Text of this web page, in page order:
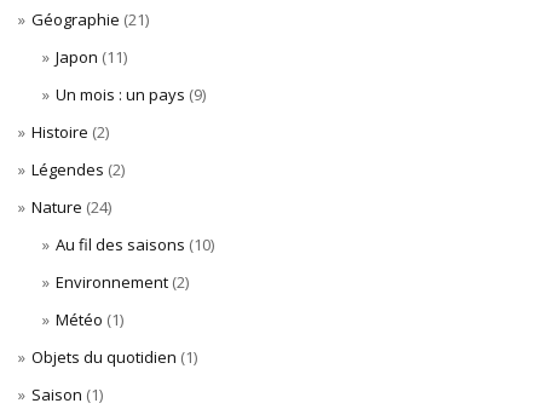
Géographie (21)
Japon (11)
Un mois : un pays (9)
Histoire (2)
Légendes (2)
Nature (24)
Au fil des saisons (10)
Environnement(2)
Météo (1)
Objets du quotidien (1)
Saison (1)